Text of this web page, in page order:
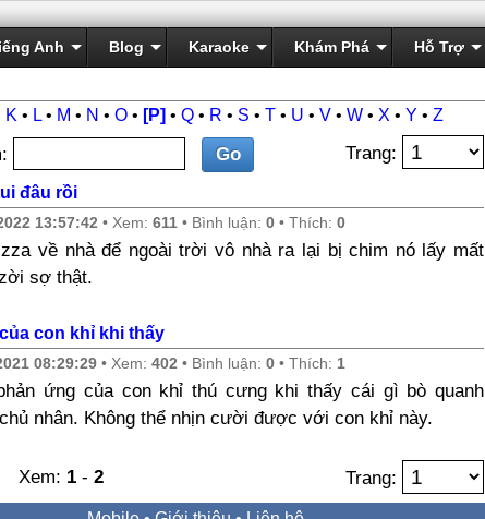
Anh Blog Karaoke Khám Phá Hỗ Trợ
K • L• M • N • O• [P] • Q• R • S • T• U • V• W• X • Y • Z
Trang:
đâu rồi
13:57:42 • Xem: 611 • Bình luận: 0 • Thích: 0
về nhà để ngoài trời vô nhà ra lại bị chim nó lấy mất
sợ thật.
con khỉ khi thấy
08:29:29 • Xem: 402 • Bình luận: 0 • Thích: 1
ứng của con khỉ thú cưng khi thấy cái gì bò quanh
nhân. Không thể nhịn cười được với con khỉ này.
Xem: 1 - 2 Trang: